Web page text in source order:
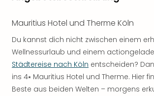
Mauritius Hotel und Therme Köln
Du kannst dich nicht zwischen einem
Wellnessurlaub und einem
Städtereise nach Köln entscheiden?
ins 4⭑ Mauritius Hotel und Therme. Hier
Beste aus beiden Welten – morgens